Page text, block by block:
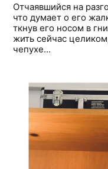
Отчаявшийся на
что думает о его
ткнув его носом в
жить сейчас
чепухе...